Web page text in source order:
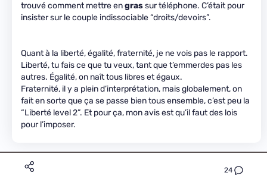
24
trouvé comment mettre engrassur téléphone. C’était pour
insister sur le couple indissociable “droits/devoirs”.
Quant à la liberté, égalité, fraternité, je ne vois pas le rapport.
Liberté, tu fais ce que tu veux, tant que t’emmerdes pas les
autres. Égalité, on naît tous libres et égaux.
Fraternité, il y a plein d’interprétation, mais globalement, on
fait en sorte que ça se passe bien tous ensemble, c’est peu la
“Liberté level 2”. Et pour ça, mon avis est qu’il faut des lois
pour l’imposer.